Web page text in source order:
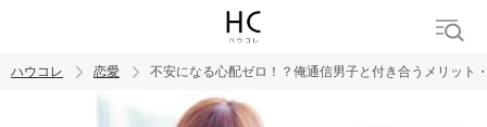
ハウコレ 恋愛 不安になる心配ゼロ！？俺通信男子と付き合うメリット